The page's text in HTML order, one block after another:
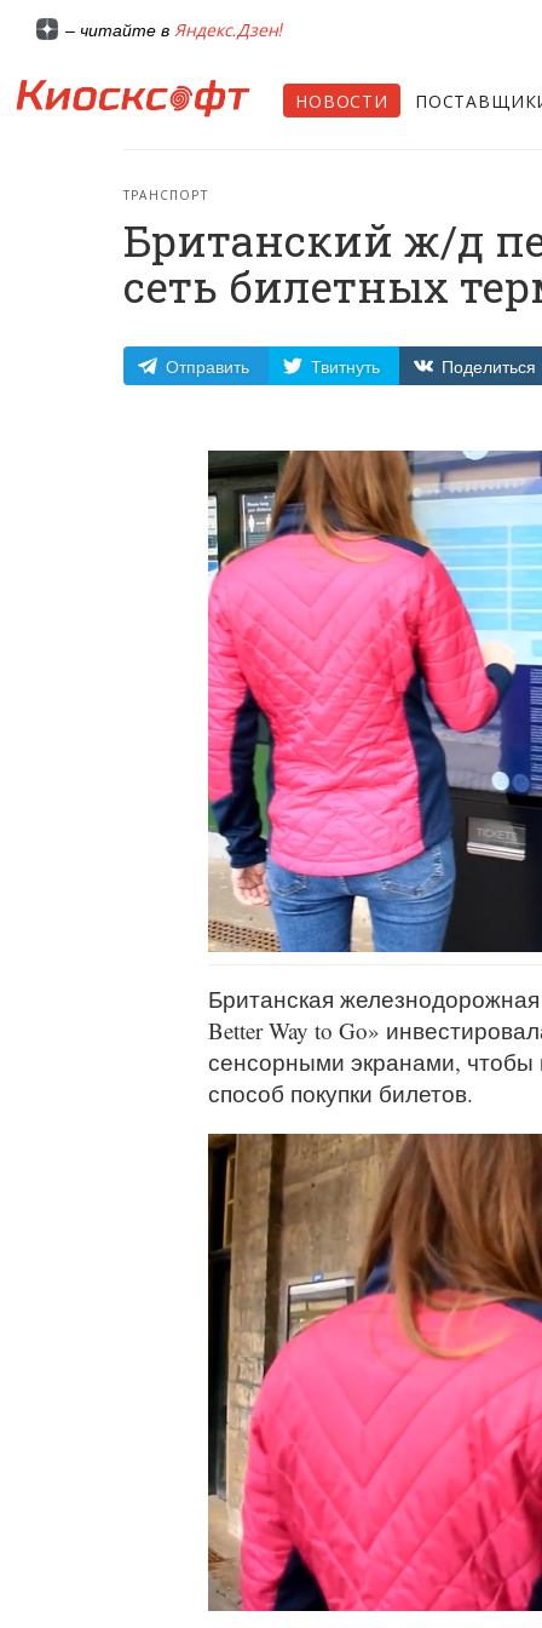
– читайте в Яндекс.Дзен!
НОВОСТИ
ТРАНСПОРТ
Британский ж/д
сеть билетных
Отправить Твитнуть Поделиться
Британская
Better Way to Go»
сенсорными экранами,
способ покупки билетов.